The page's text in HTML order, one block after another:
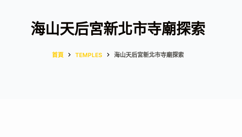
海山天后宮新北市寺廟探索
首頁 TEMPLES 海山天后宮新北市寺廟探索